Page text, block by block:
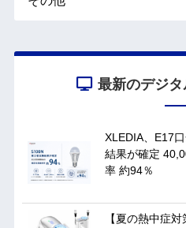
最新のデジ
XLEDIA、E17
結果が確定
率 約94％
【夏の熱中症